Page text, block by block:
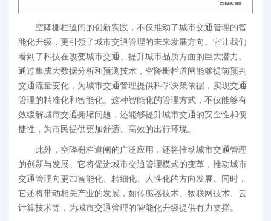
空降栅栏道闸的创新实践，不仅推动了城市交通管理的智
能化升级，更引领了城市交通管理的未来发展方向。它让我们
看到了科技在改变城市交通、提升城市品质方面的巨大潜力。
通过集成大数据分析和预测技术，空降栅栏道闸能够提前预判
交通流量变化，为城市交通管理提供科学决策依据，实现交通
管理的精准化和智能化。这种智能化的管理方式，不仅能够有
效缓解城市交通拥堵问题，还能够提升城市交通的安全性和便
捷性，为市民提供更加舒适、高效的出行环境。
此外，空降栅栏道闸的广泛应用，还将推动城市交通管理
的创新与发展。它将促进城市交通管理模式的变革，推动城市
交通管理向更加智能化、精细化、人性化的方向发展。同时，
它还将带动相关产业的发展，如传感器技术、物联网技术、云
计算技术等，为城市交通管理的智能化升级提供有力支撑。